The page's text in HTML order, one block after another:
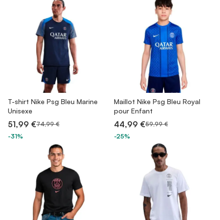
T-shirt Nike Psg Bleu Marine
Unisexe
51,99 €74,99 €
-31%
Maillot Nike Psg Bleu Royal
pour Enfant
44,99 €59,99 €
-25%